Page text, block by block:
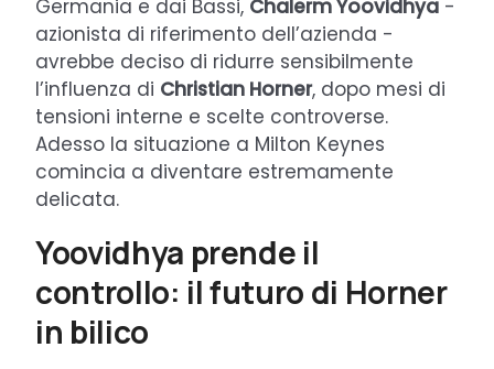
Germania e dai Bassi, Chalerm Yoovidhya -
azionista di riferimento dell’azienda -
avrebbe deciso di ridurre sensibilmente
l’influenza di Christian Horner, dopo mesi di
tensioni interne e scelte controverse.
Adesso la situazione a Milton Keynes
comincia a diventare estremamente
delicata.
Yoovidhya prende il
controllo: il futuro di Horner
in bilico